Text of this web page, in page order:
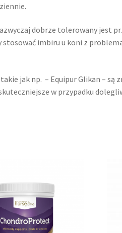
dobrze tolerowany jest
stosować imbiru u koni z
jak np. – Equipur Glikan – są
w przypadku